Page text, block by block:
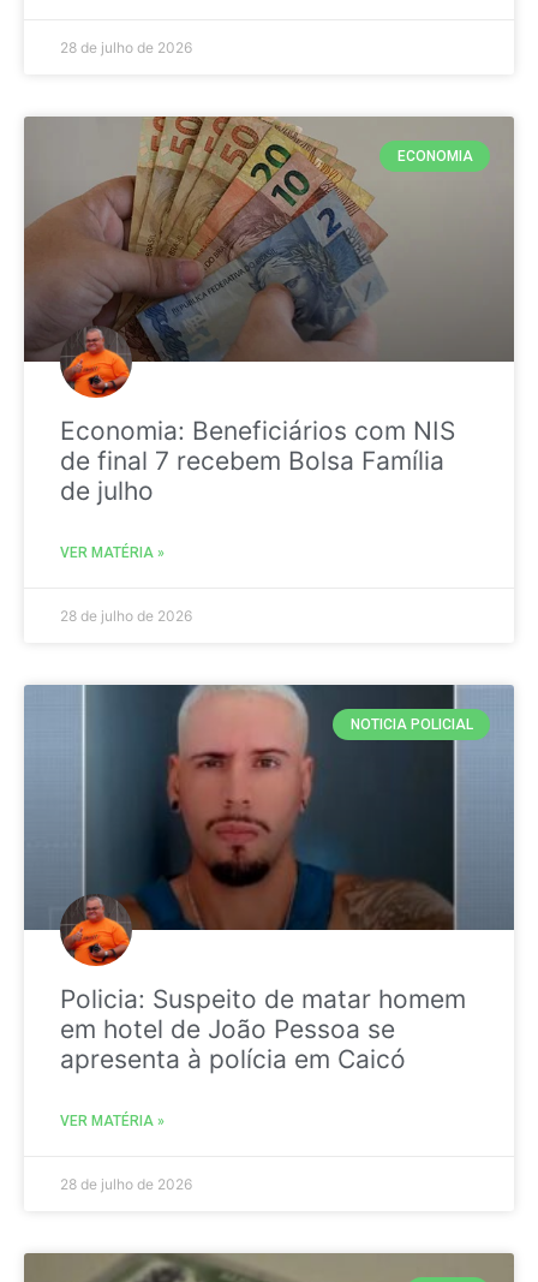
28 de julho de 2026
ECONOMIA
Economia: Beneficiários com NIS
de final 7 recebem Bolsa Família
de julho
VER MATÉRIA »
28 de julho de 2026
NOTICIA POLICIAL
Policia: Suspeito de matar homem
em hotel de João Pessoa se
apresenta à polícia em Caicó
VER MATÉRIA »
28 de julho de 2026